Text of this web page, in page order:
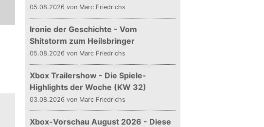
05.08.2026 von Marc Friedrichs
Ironie der Geschichte - Vom
Shitstorm zum Heilsbringer
05.08.2026 von Marc Friedrichs
Xbox Trailershow - Die Spiele-
Highlights der Woche (KW 32)
03.08.2026 von Marc Friedrichs
Xbox-Vorschau August 2026 - Diese